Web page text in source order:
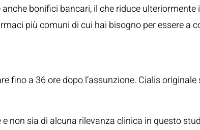
bonifici bancari, il che riduce ulteriormente
più comuni di cui hai bisogno per essere a
fino a 36 ore dopo l’assunzione. Cialis
non sia di alcuna rilevanza clinica in questo